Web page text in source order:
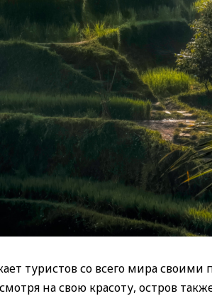
туристов со всего мира
на свою красоту, остров